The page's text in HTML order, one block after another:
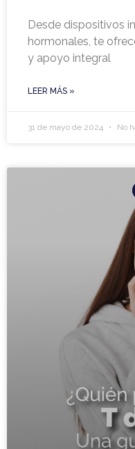
Desde dispositivos
hormonales, te
y apoyo integral
LEER MÁS »
31 de mayo de 2024 No